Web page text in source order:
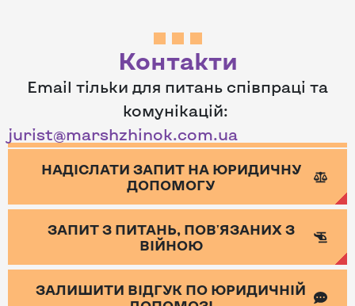
Контакти
Email тільки для питань співпраці та
комунікацій:
jurist@marshzhinok.com.ua
НАДІСЛАТИ ЗАПИТ НА ЮРИДИЧНУ
ДОПОМОГУ
ЗАПИТ З ПИТАНЬ, ПОВ'ЯЗАНИХ З
ВІЙНОЮ
ЗАЛИШИТИ ВІДГУК ПО ЮРИДИЧНІЙ